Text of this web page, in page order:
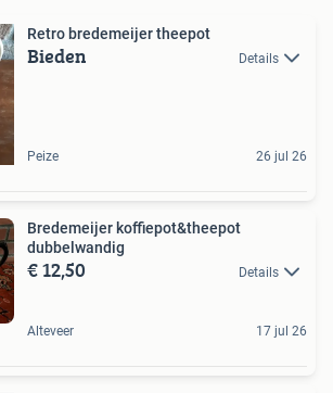
Retro bredemeijer theepot
Bieden Details
Peize 26 jul 26
Bredemeijer koffiepot&theepot
dubbelwandig
€ 12,50 Details
Alteveer 17 jul 26